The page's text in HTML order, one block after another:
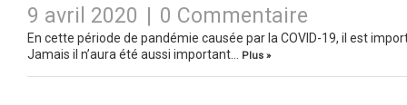
9 avril 2020 0 Commentaire
En cette période de pandémie causée par la COVID-19, il est
Jamais il n’aura été aussi important…
Plus »